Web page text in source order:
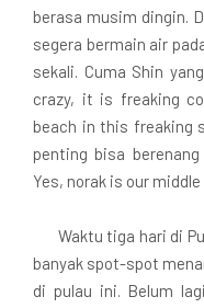
berasa musim dingin.
segera bermain air
sekali. Cuma Shin
crazy, it is freaking
beach in this freaking
penting bisa
Yes, norak is our middle
Waktu tiga hari di
banyak spot-spot
di pulau ini. Belum